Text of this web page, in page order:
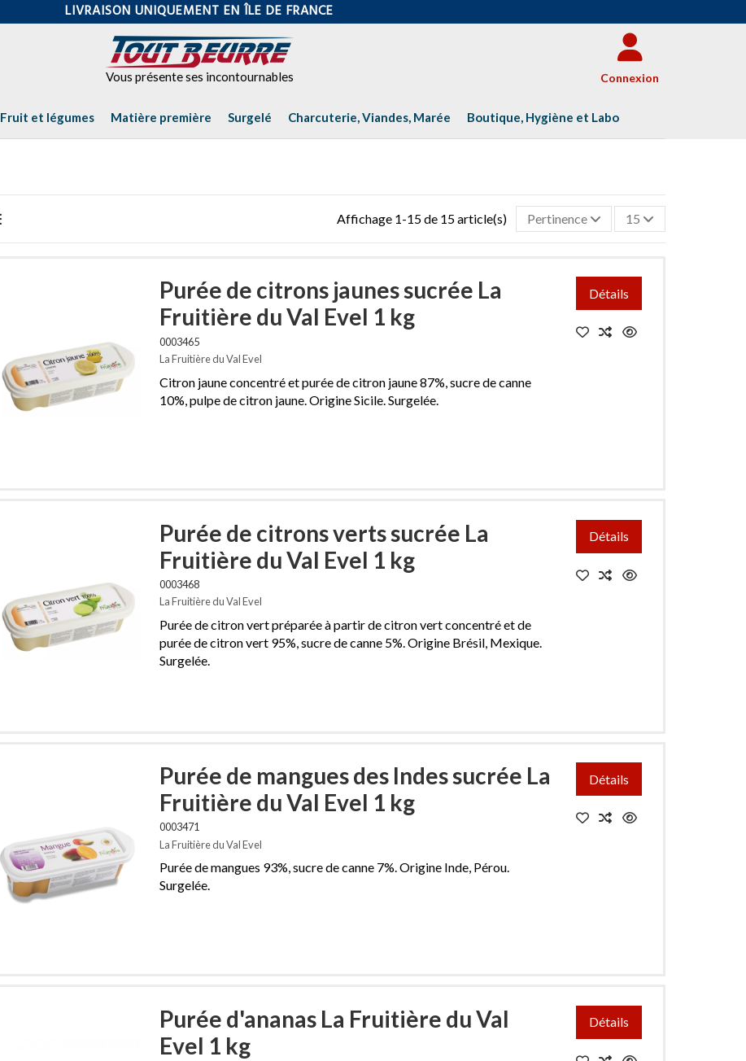
LIVRAISON UNIQUEMENT EN ÎLE DE FRANCE
Connexion
Fruit et légumes Matière première Surgelé Charcuterie, Viandes, Marée Boutique, Hygiène et Labo
Affichage 1-15 de 15 article(s) Pertinence 15
Purée de citrons jaunes sucrée La
Fruitière du Val Evel 1 kg
0003465
La Fruitière du Val Evel
Citron jaune concentré et purée de citron jaune 87%, sucre de canne
10%, pulpe de citron jaune. Origine Sicile. Surgelée.
Détails
Purée de citrons verts sucrée La
Fruitière du Val Evel 1 kg
0003468
La Fruitière du Val Evel
Purée de citron vert préparée à partir de citron vert concentré et de
purée de citron vert 95%, sucre de canne 5%. Origine Brésil, Mexique.
Surgelée.
Détails
Purée de mangues des Indes sucrée La
Fruitière du Val Evel 1 kg
0003471
La Fruitière du Val Evel
Purée de mangues 93%, sucre de canne 7%. Origine Inde, Pérou.
Surgelée.
Détails
Purée d'ananas La Fruitière du Val
Evel 1 kg
Détails